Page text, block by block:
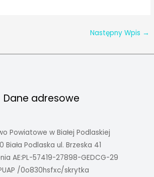
Następny Wpis →
Dane adresowe
Powiatowe w Białej Podlaskiej
Biała Podlaska ul. Brzeska 41
AE:PL-57419-27898-GEDCG-29
/0o830hsfxc/skrytka